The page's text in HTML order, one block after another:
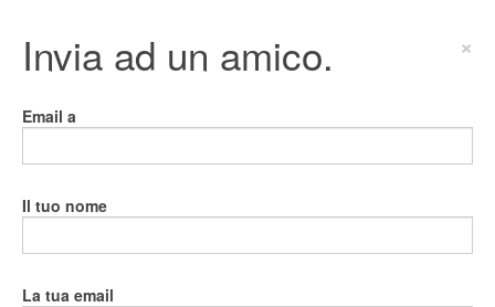
Invia ad un amico. ×
Email a
Il tuo nome
La tua email